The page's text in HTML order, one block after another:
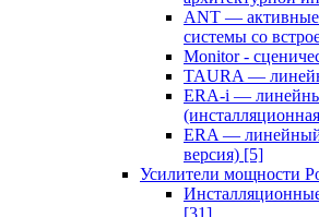
ANT — активные
системы со
Monitor -
TAURA —
ERA-i —
ERA — линейный
версия) [5]
Усилители мощности
[31]